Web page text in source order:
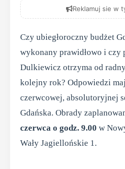
Reklamuj sie w
Czy ubiegłoroczny budżet
wykonany prawidłowo i czy
Dulkiewicz otrzyma od
kolejny rok? Odpowiedzi
czerwcowej, absolutoryjnej
Gdańska. Obrady
czerwca o godz. 9.00 w
Wały Jagiellońskie 1.